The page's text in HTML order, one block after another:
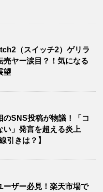
（スイッチ2）ゲリラ
売ヤー涙目？！気になる
望
のSNS投稿が物議！「コ
い」発言を超える炎上
引きは？】
ーザー必見！楽天市場で